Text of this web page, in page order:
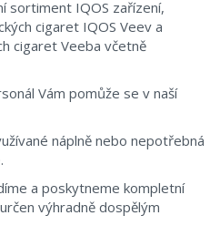
sortiment IQOS zařízení,
cigaret IQOS Veev a
cigaret Veeba včetně
Vám pomůže se v naší
náplně nebo nepotřebná
a poskytneme kompletní
výhradně dospělým